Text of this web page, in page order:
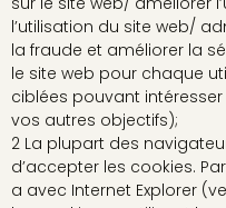
l’utilisation du site web/
la fraude et améliorer la
le site web pour chaque
ciblées pouvant
vos autres objectifs);
2 La plupart des
d’accepter les cookies.
a avec Internet Explorer